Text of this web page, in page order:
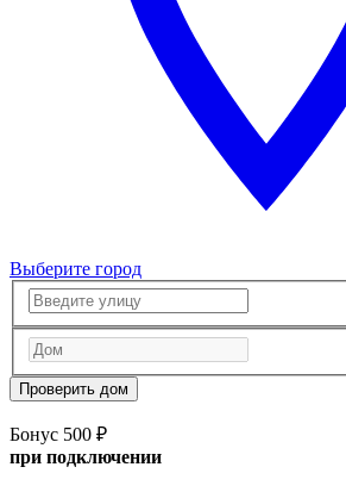
Выберите город
Проверить дом
Бонус 500 ₽
при подключении